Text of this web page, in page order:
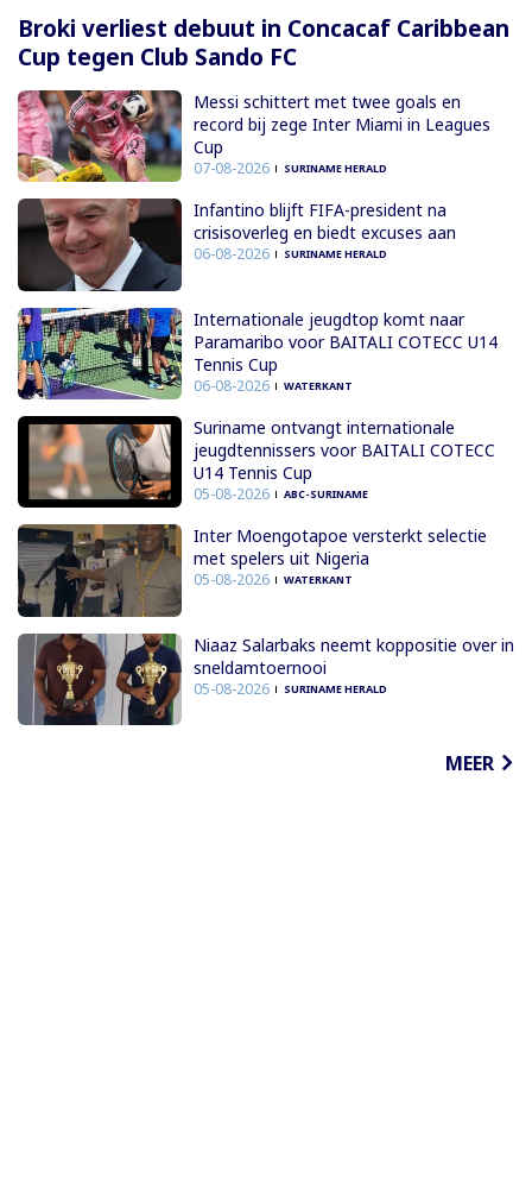
Broki verliest debuut in Concacaf Caribbean
Cup tegen Club Sando FC
Messi schittert met twee goals en
record bij zege Inter Miami in Leagues
Cup
07-08-2026 SURINAME HERALD
Infantino blijft FIFA-president na
crisisoverleg en biedt excuses aan
06-08-2026 SURINAME HERALD
Internationale jeugdtop komt naar
Paramaribo voor BAITALI COTECC U14
Tennis Cup
06-08-2026 WATERKANT
Suriname ontvangt internationale
jeugdtennissers voor BAITALI COTECC
U14 Tennis Cup
05-08-2026 ABC-SURINAME
Inter Moengotapoe versterkt selectie
met spelers uit Nigeria
05-08-2026 WATERKANT
Niaaz Salarbaks neemt koppositie over in
sneldamtoernooi
05-08-2026 SURINAME HERALD
MEER